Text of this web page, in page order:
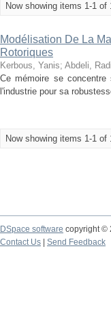
Now showing items 1-1 of
Modélisation De La
Rotoriques
Kerbous, Yanis; Abdeli,
Ce mémoire se
l'industrie pour sa
Now showing items 1-1 of
DSpace software copyright ©
Contact Us
Send Feedback